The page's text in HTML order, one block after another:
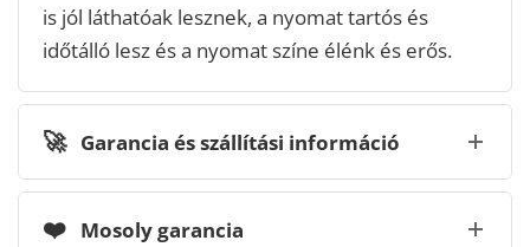
is jól láthatóak lesznek, a nyomat tartós és
időtálló lesz és a nyomat színe élénk és erős.
🚀 Garancia és szállítási információ
❤️ Mosoly garancia